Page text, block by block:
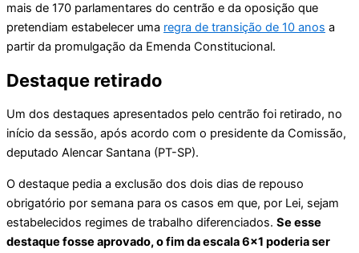
mais de 170 parlamentares do centrão e da oposição que
pretendiam estabelecer uma regra de transição de 10 anos a
partir da promulgação da Emenda Constitucional.
Destaque retirado
Um dos destaques apresentados pelo centrão foi retirado, no
início da sessão, após acordo com o presidente da Comissão,
deputado Alencar Santana (PT-SP).
O destaque pedia a exclusão dos dois dias de repouso
obrigatório por semana para os casos em que, por Lei, sejam
estabelecidos regimes de trabalho diferenciados. Se esse
destaque fosse aprovado, o fim da escala 6×1 poderia ser